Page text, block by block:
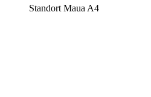
Standort Maua A4